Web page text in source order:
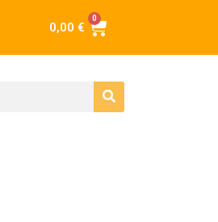
0,00 €
0
Procurar